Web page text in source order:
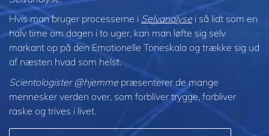
Hvis man bruger processerne i Selvanalysei så lidt som en
halv time om dagen i to uger, kan man løfte sig selv
markant op på den Emotionelle Toneskala og trække sig ud
af næsten hvad som helst.
Scientologister @hjemme præsenterer de mange
mennesker verden over, som forbliver trygge, forbliver
raske og trives i livet.